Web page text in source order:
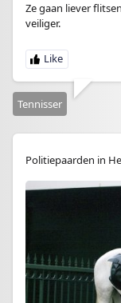
Ze gaan liever
veiliger.
Tennisser
Politiepaarden in